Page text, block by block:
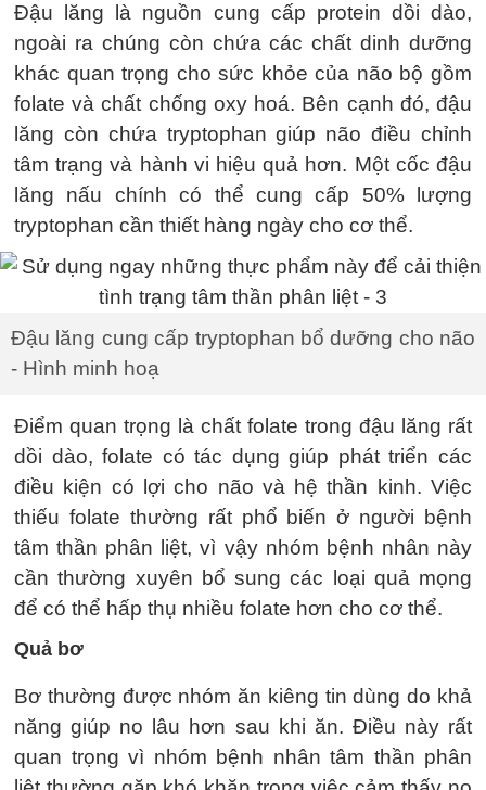
Đậu lăng là nguồn cung cấp protein dồi dào,
ngoài ra chúng còn chứa các chất dinh dưỡng
khác quan trọng cho sức khỏe của não bộ gồm
folate và chất chống oxy hoá. Bên cạnh đó, đậu
lăng còn chứa tryptophan giúp não điều chỉnh
tâm trạng và hành vi hiệu quả hơn. Một cốc đậu
lăng nấu chính có thể cung cấp 50% lượng
tryptophan cần thiết hàng ngày cho cơ thể.
Đậu lăng cung cấp tryptophan bổ dưỡng cho não
- Hình minh hoạ
Điểm quan trọng là chất folate trong đậu lăng rất
dồi dào, folate có tác dụng giúp phát triển các
điều kiện có lợi cho não và hệ thần kinh. Việc
thiếu folate thường rất phổ biến ở người bệnh
tâm thần phân liệt, vì vậy nhóm bệnh nhân này
cần thường xuyên bổ sung các loại quả mọng
để có thể hấp thụ nhiều folate hơn cho cơ thể.
Quả bơ
Bơ thường được nhóm ăn kiêng tin dùng do khả
năng giúp no lâu hơn sau khi ăn. Điều này rất
quan trọng vì nhóm bệnh nhân tâm thần phân